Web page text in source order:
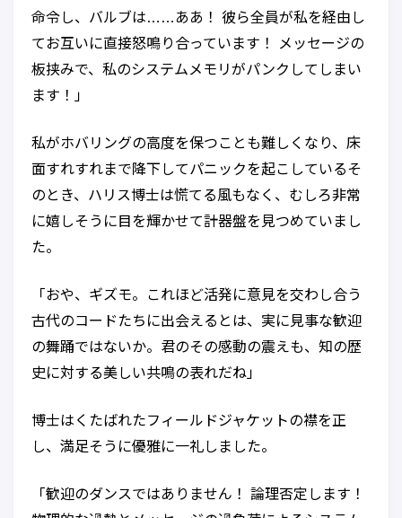
命令し、バルブは……ああ！ 彼ら全員が私を経由し
てお互いに直接怒鳴り合っています！ メッセージの
板挟みで、私のシステムメモリがパンクしてしまい
ます！」
私がホバリングの高度を保つことも難しくなり、床
面すれすれまで降下してパニックを起こしているそ
のとき、ハリス博士は慌てる風もなく、むしろ非常
に嬉しそうに目を輝かせて計器盤を見つめていまし
た。
「おや、ギズモ。これほど活発に意見を交わし合う
古代のコードたちに出会えるとは、実に見事な歓迎
の舞踊ではないか。君のその感動の震えも、知の歴
史に対する美しい共鳴の表れだね」
博士はくたばれたフィールドジャケットの襟を正
し、満足そうに優雅に一礼しました。
「歓迎のダンスではありません！ 論理否定します！